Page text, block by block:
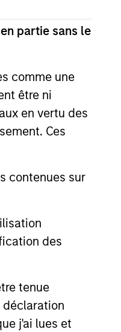
partie sans le
comme une
être ni
en vertu des
Ces
contenues sur
des
tenue
déclaration
j'ai lues et